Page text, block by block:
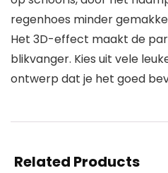
regenhoes minder
Het 3D-effect maakt de
blikvanger. Kies uit vele
ontwerp dat je het goed
Related Products